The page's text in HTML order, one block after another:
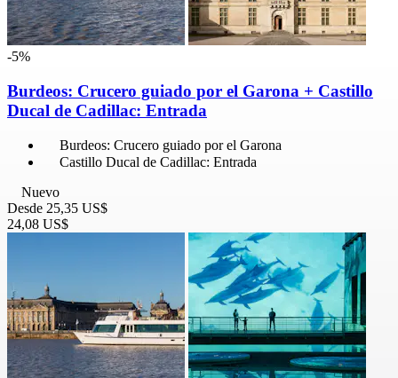
-5%
Burdeos: Crucero guiado por el Garona + Castillo
Ducal de Cadillac: Entrada
Burdeos: Crucero guiado por el Garona
Castillo Ducal de Cadillac: Entrada
Nuevo
Desde 25,35 US$
24,08 US$